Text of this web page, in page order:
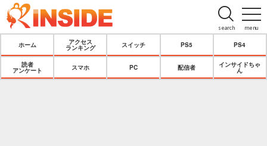
menu
search
ホーム
アクセス
ランキング
スイッチ PS5 PS4
読者
アンケート
スマホ PC 配信者
インサイドちゃ
ん